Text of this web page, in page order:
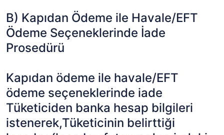
B) Kapıdan Ödeme ile Havale/EFT
Ödeme Seçeneklerinde İade
Prosedürü
Kapıdan ödeme ile havale/EFT
ödeme seçeneklerinde iade
Tüketiciden banka hesap bilgileri
istenerek,Tüketicinin belirttiği